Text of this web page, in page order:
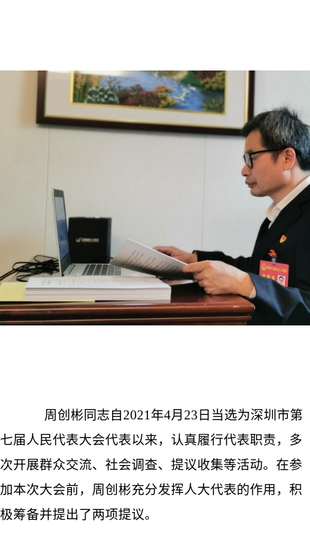
周创彬同志自2021年4月23日当选为深圳市第
七届人民代表大会代表以来，认真履行代表职责，多
次开展群众交流、社会调查、提议收集等活动。在参
加本次大会前，周创彬充分发挥人大代表的作用，积
极筹备并提出了两项提议。